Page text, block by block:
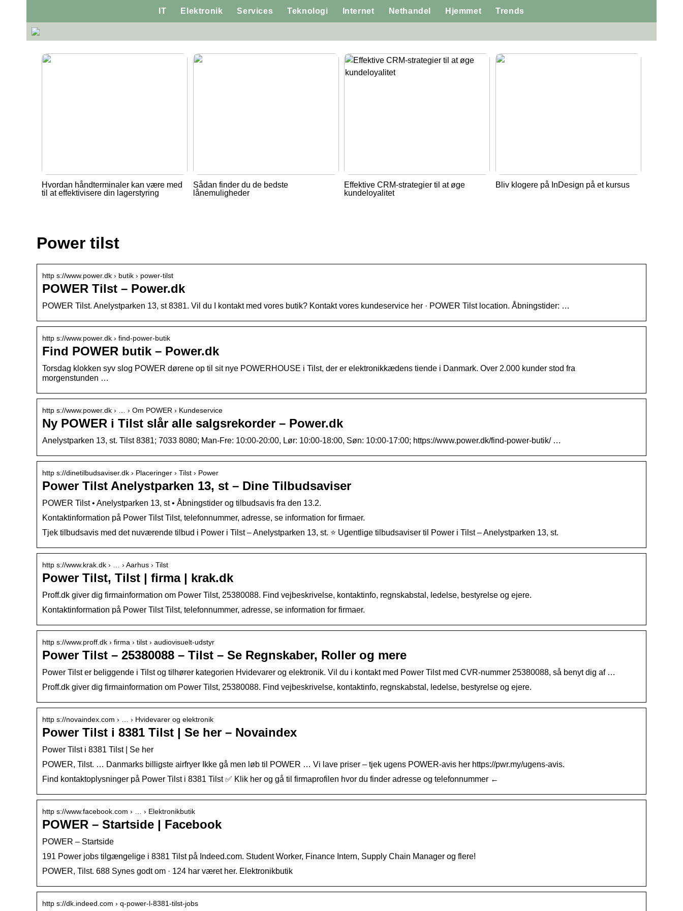
IT Elektronik Services Teknologi Internet Nethandel Hjemmet Trends
Hvordan håndterminaler kan være med
til at effektivisere din lagerstyring
Sådan finder du de bedste
lånemuligheder
Effektive CRM-strategier til at øge
kundeloyalitet
Bliv klogere på InDesign på et kursus
Power tilst
http s://www.power.dk › butik › power-tilst
POWER Tilst – Power.dk
POWER Tilst. Anelystparken 13, st 8381. Vil du I kontakt med vores butik? Kontakt vores kundeservice her · POWER Tilst location. Åbningstider: …
http s://www.power.dk › find-power-butik
Find POWER butik – Power.dk
Torsdag klokken syv slog POWER dørene op til sit nye POWERHOUSE i Tilst, der er elektronikkædens tiende i Danmark. Over 2.000 kunder stod fra
morgenstunden …
http s://www.power.dk › … › Om POWER › Kundeservice
Ny POWER i Tilst slår alle salgsrekorder – Power.dk
Anelystparken 13, st. Tilst 8381; 7033 8080; Man-Fre: 10:00-20:00, Lør: 10:00-18:00, Søn: 10:00-17:00; https://www.power.dk/find-power-butik/ …
http s://dinetilbudsaviser.dk › Placeringer › Tilst › Power
Power Tilst Anelystparken 13, st – Dine Tilbudsaviser
POWER Tilst • Anelystparken 13, st • Åbningstider og tilbudsavis fra den 13.2.
Kontaktinformation på Power Tilst Tilst, telefonnummer, adresse, se information for firmaer.
Tjek tilbudsavis med det nuværende tilbud i Power i Tilst – Anelystparken 13, st. ⭐ Ugentlige tilbudsaviser til Power i Tilst – Anelystparken 13, st.
http s://www.krak.dk › … › Aarhus › Tilst
Power Tilst, Tilst | firma | krak.dk
Proff.dk giver dig firmainformation om Power Tilst, 25380088. Find vejbeskrivelse, kontaktinfo, regnskabstal, ledelse, bestyrelse og ejere.
Kontaktinformation på Power Tilst Tilst, telefonnummer, adresse, se information for firmaer.
http s://www.proff.dk › firma › tilst › audiovisuelt-udstyr
Power Tilst – 25380088 – Tilst – Se Regnskaber, Roller og mere
Power Tilst er beliggende i Tilst og tilhører kategorien Hvidevarer og elektronik. Vil du i kontakt med Power Tilst med CVR-nummer 25380088, så benyt dig af …
Proff.dk giver dig firmainformation om Power Tilst, 25380088. Find vejbeskrivelse, kontaktinfo, regnskabstal, ledelse, bestyrelse og ejere.
http s://novaindex.com › … › Hvidevarer og elektronik
Power Tilst i 8381 Tilst | Se her – Novaindex
Power Tilst i 8381 Tilst | Se her
POWER, Tilst. … Danmarks billigste airfryer Ikke gå men løb til POWER … Vi lave priser – tjek ugens POWER-avis her https://pwr.my/ugens-avis.
Find kontaktoplysninger på Power Tilst i 8381 Tilst ✅ Klik her og gå til firmaprofilen hvor du finder adresse og telefonnummer ←
http s://www.facebook.com › … › Elektronikbutik
POWER – Startside | Facebook
POWER – Startside
191 Power jobs tilgængelige i 8381 Tilst på Indeed.com. Student Worker, Finance Intern, Supply Chain Manager og flere!
POWER, Tilst. 688 Synes godt om · 124 har været her. Elektronikbutik
http s://dk.indeed.com › q-power-l-8381-tilst-jobs